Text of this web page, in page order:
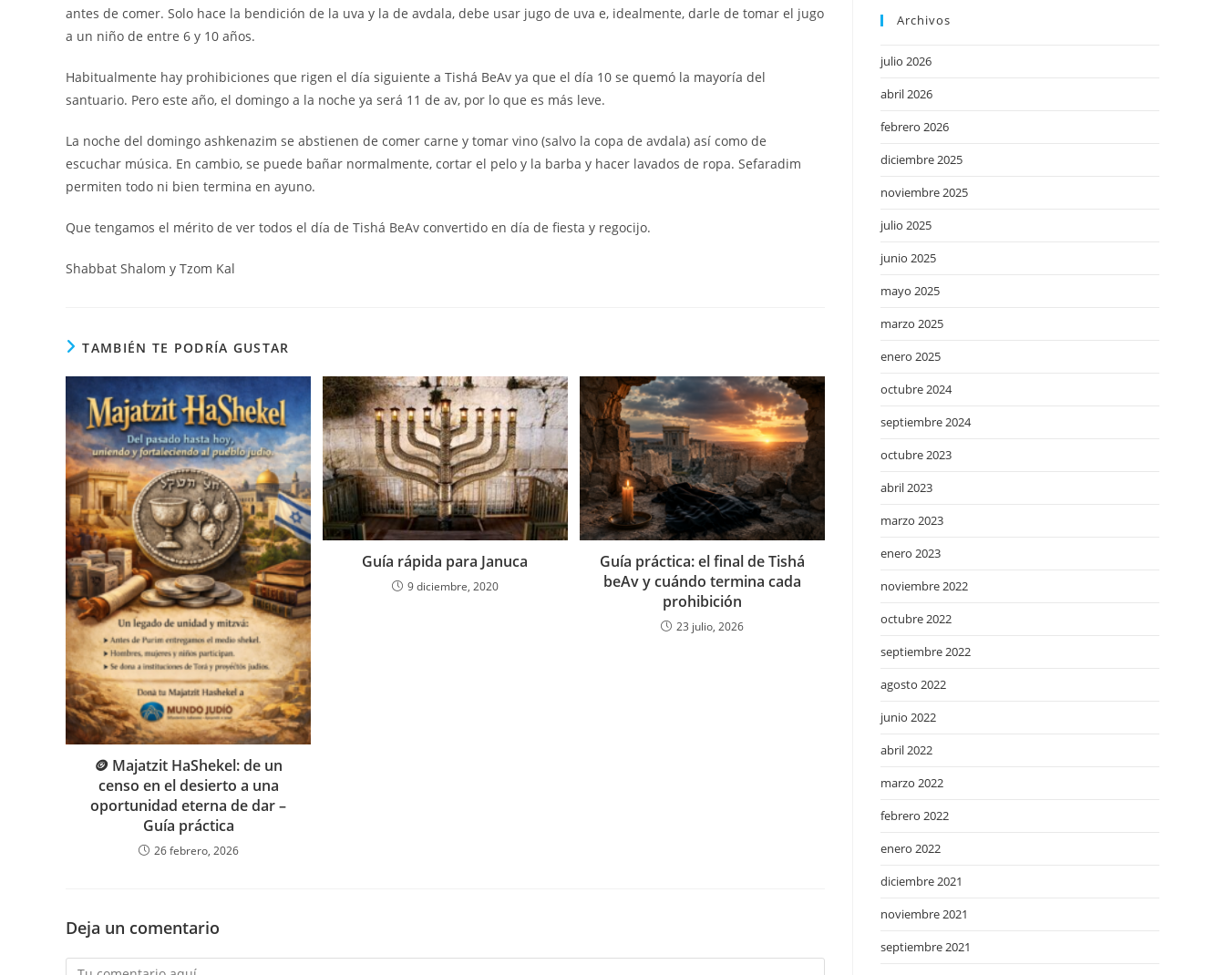
antes de comer. Solo hace la bendición de la uva y la de avdala, debe usar jugo de uva e, idealmente, darle de tomar el jugo
a un niño de entre 6 y 10 años.
Habitualmente hay prohibiciones que rigen el día siguiente a Tishá BeAv ya que el día 10 se quemó la mayoría del
santuario. Pero este año, el domingo a la noche ya será 11 de av, por lo que es más leve.
La noche del domingo ashkenazim se abstienen de comer carne y tomar vino (salvo la copa de avdala) así como de
escuchar música. En cambio, se puede bañar normalmente, cortar el pelo y la barba y hacer lavados de ropa. Sefaradim
permiten todo ni bien termina en ayuno.
Que tengamos el mérito de ver todos el día de Tishá BeAv convertido en día de fiesta y regocijo.
Shabbat Shalom y Tzom Kal
TAMBIÉN TE PODRÍA GUSTAR
🪙 Majatzit HaShekel: de un
censo en el desierto a una
oportunidad eterna de dar –
Guía práctica
26 febrero, 2026
Guía rápida para Januca
9 diciembre, 2020
Guía práctica: el final de Tishá
beAv y cuándo termina cada
prohibición
23 julio, 2026
Deja un comentario
Comentario
Archivos
julio 2026
abril 2026
febrero 2026
diciembre 2025
noviembre 2025
julio 2025
junio 2025
mayo 2025
marzo 2025
enero 2025
octubre 2024
septiembre 2024
octubre 2023
abril 2023
marzo 2023
enero 2023
noviembre 2022
octubre 2022
septiembre 2022
agosto 2022
junio 2022
abril 2022
marzo 2022
febrero 2022
enero 2022
diciembre 2021
noviembre 2021
septiembre 2021